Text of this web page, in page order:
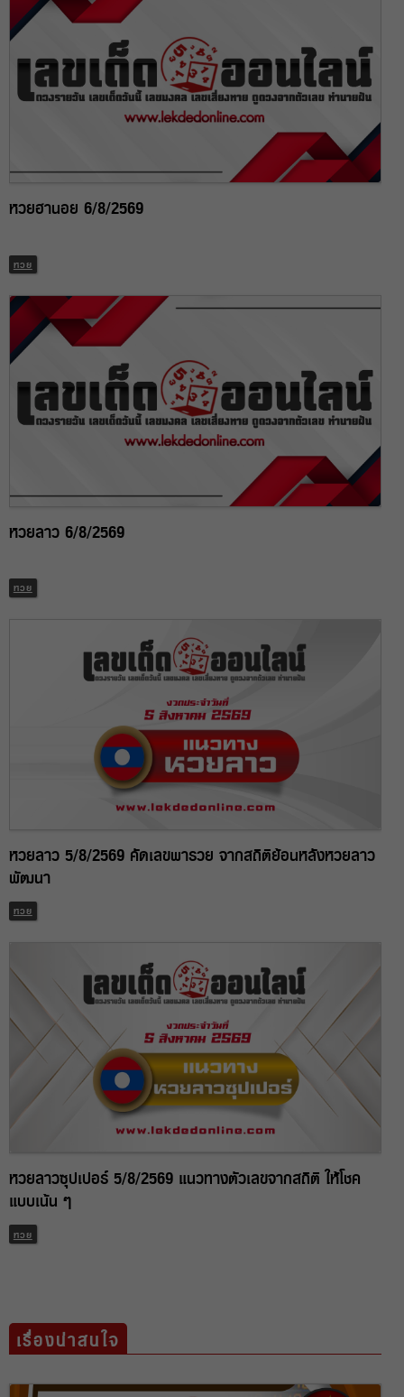
หวยฮานอย 6/8/2569
หวย
หวยลาว 6/8/2569
หวย
หวยลาว 5/8/2569 คัดเลขพารวย จากสถิติย้อนหลังหวยลาว
พัฒนา
หวย
หวยลาวซุปเปอร์ 5/8/2569 แนวทางตัวเลขจากสถิติ ให้โชค
แบบเน้น ๆ
หวย
เรื่องน่าสนใจ